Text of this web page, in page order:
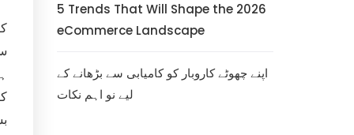
5 Trends That Will Shape the 2026
eCommerce Landscape
اپنے چھوٹے کاروبار کو کامیابی سے بڑھانے کے
لیے نو اہم نکات